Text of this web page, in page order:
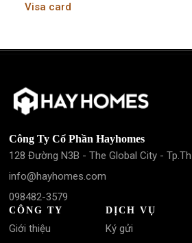
Visa card
Công Ty Cổ Phần Hayhomes
128 Đường N3B - The Global City -
info@hayhomes.com
098482-3579
CÔNG TY
Giới thiệu
DỊCH VỤ
Ký gửi